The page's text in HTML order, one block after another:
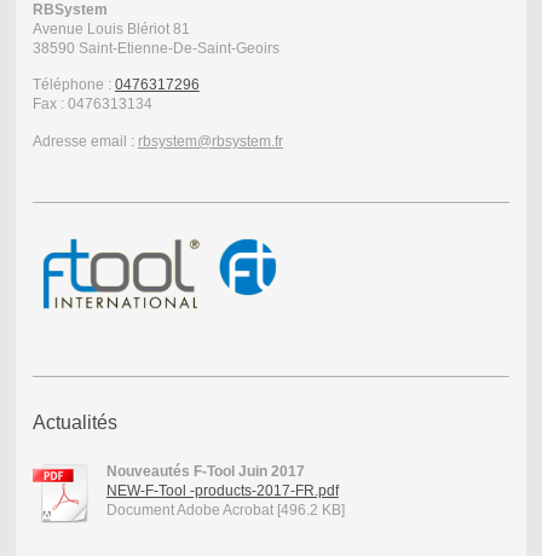
RBSystem
Avenue Louis Blériot 81
38590 Saint-Etienne-De-Saint-Geoirs
Téléphone : 0476317296
Fax : 0476313134
Adresse email : rbsystem@rbsystem.fr
Actualités
Nouveautés F-Tool Juin 2017
NEW-F-Tool -products-2017-FR.pdf
Document Adobe Acrobat [496.2 KB]